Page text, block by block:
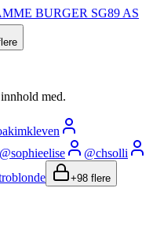
BURGER SG89 AS
med.
@sophieelise @chsolli
+98 flere